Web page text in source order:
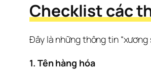
Checklist các
Đây là những thông tin
1. Tên hàng hóa